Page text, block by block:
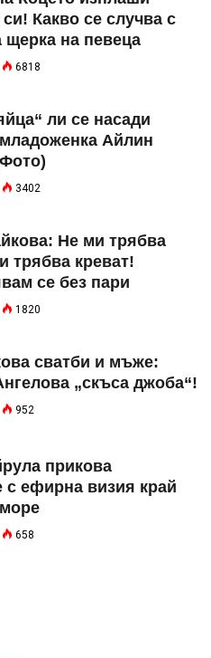
Какво се случва с
щерка на певеца
6818
ли се насади
Айлин
3402
Не ми трябва
трябва креват!
се без пари
1820
сватби и мъже:
„скъса джоба“!
952
прикова
с ефирна визия край
658